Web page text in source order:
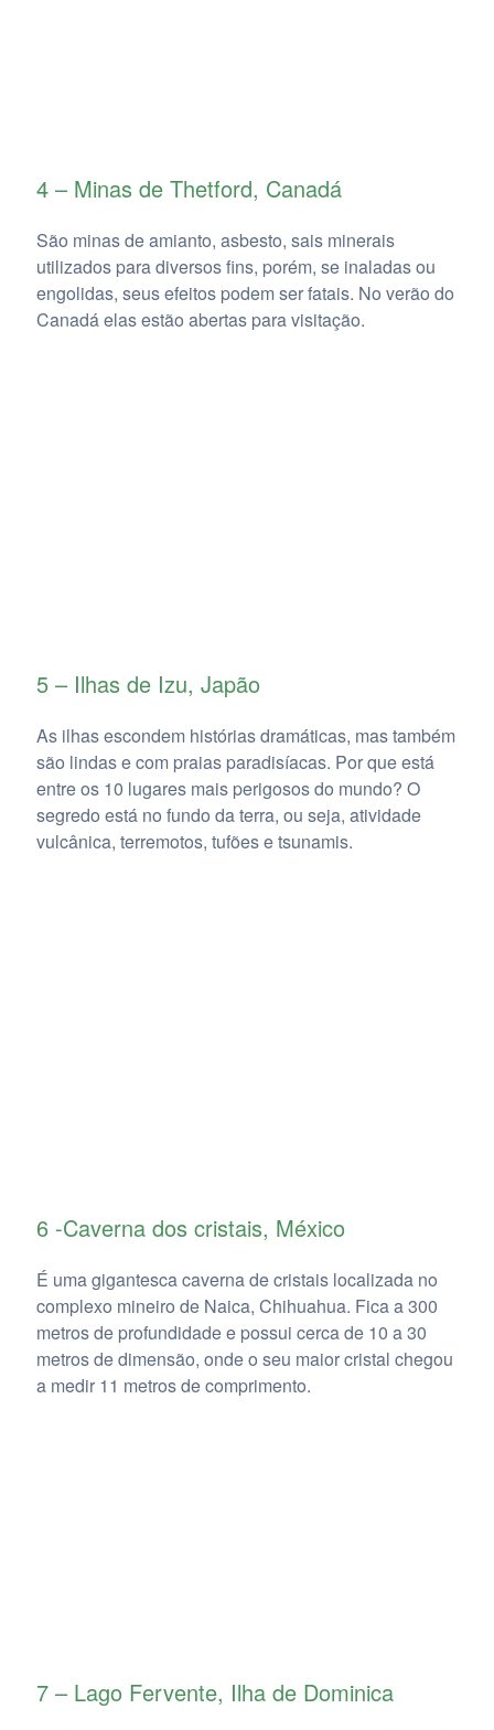
4 – Minas de Thetford, Canadá
São minas de amianto, asbesto, sais minerais
utilizados para diversos fins, porém, se inaladas ou
engolidas, seus efeitos podem ser fatais. No verão do
Canadá elas estão abertas para visitação.
5 – Ilhas de Izu, Japão
As ilhas escondem histórias dramáticas, mas também
são lindas e com praias paradisíacas. Por que está
entre os 10 lugares mais perigosos do mundo? O
segredo está no fundo da terra, ou seja, atividade
vulcânica, terremotos, tufões e tsunamis.
6 -Caverna dos cristais, México
É uma gigantesca caverna de cristais localizada no
complexo mineiro de Naica, Chihuahua. Fica a 300
metros de profundidade e possui cerca de 10 a 30
metros de dimensão, onde o seu maior cristal chegou
a medir 11 metros de comprimento.
7 – Lago Fervente, Ilha de Dominica